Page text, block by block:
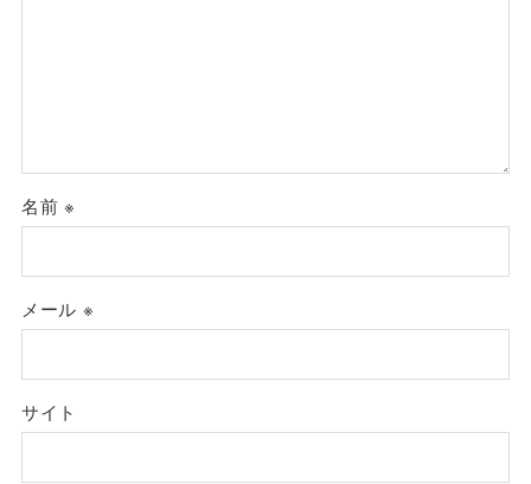
名前※
メール ※
サイト